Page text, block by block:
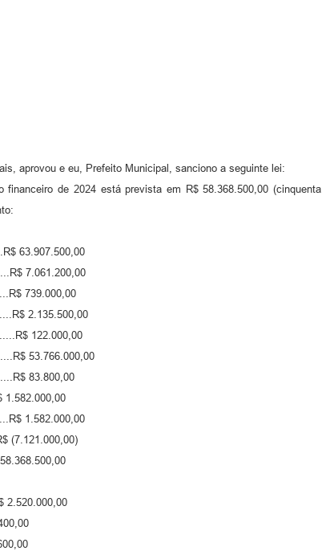
aprovou e eu, Prefeito Municipal, sanciono a seguinte lei:
de 2024 está prevista em R$ 58.368.500,00
63.907.500,00
7.061.200,00
739.000,00
2.135.500,00
122.000,00
53.766.000,00
83.800,00
1.582.000,00
(7.121.000,00)
2.520.000,00